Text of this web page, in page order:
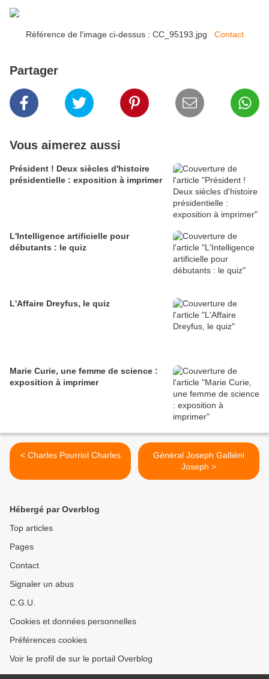
Référence de l'image ci-dessus : CC_95193.jpg Contact
Partager
Vous aimerez aussi
Président ! Deux siècles d'histoire
présidentielle : exposition à imprimer
L'Intelligence artificielle pour
débutants : le quiz
L'Affaire Dreyfus, le quiz
Marie Curie, une femme de science :
exposition à imprimer
< Charles Pourriol Charles
Général Joseph Galliéni
Joseph >
Hébergé par Overblog
Top articles
Pages
Contact
Signaler un abus
C.G.U.
Cookies et données personnelles
Préférences cookies
Voir le profil de sur le portail Overblog